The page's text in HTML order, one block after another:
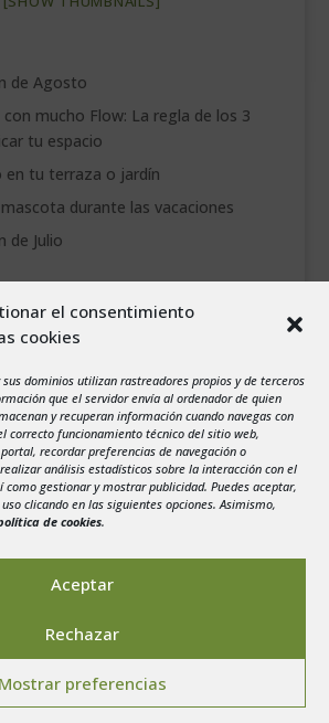
el consentimiento
cookies
sus dominios utilizan rastreadores propios y de terceros
que el servidor envía al ordenador de quien
y recuperan información cuando navegas con
correcto funcionamiento técnico del sitio web,
recordar preferencias de navegación o
análisis estadísticos sobre la interacción con el
como gestionar y mostrar publicidad. Puedes aceptar,
clicando en las siguientes opciones. Asimismo,
de cookies.
Aceptar
Rechazar
Mostrar preferencias
de Agosto
mucho Flow: La regla de los 3
tu espacio
en tu terraza o jardín
durante las vacaciones
de Julio
X J V S
5 6 7 8
9
12 13 14 15
16
19 20 21 22
23
26 27 28 29
30
Política de privacidad
Cookies